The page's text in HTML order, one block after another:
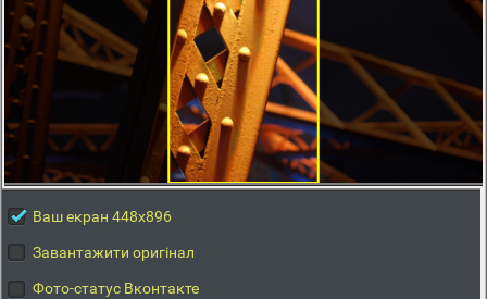
Ваш екран 448x896
Завантажити оригінал
Фото-статус Вконтакте